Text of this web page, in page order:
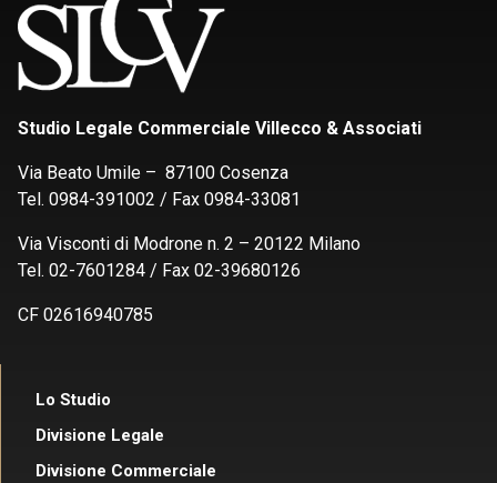
Studio Legale Commerciale Villecco & Associati
Via Beato Umile – 87100 Cosenza
Tel. 0984-391002 / Fax 0984-33081
Via Visconti di Modrone n. 2 – 20122 Milano
Tel. 02-7601284 / Fax 02-39680126
CF 02616940785
Lo Studio
Divisione Legale
Divisione Commerciale